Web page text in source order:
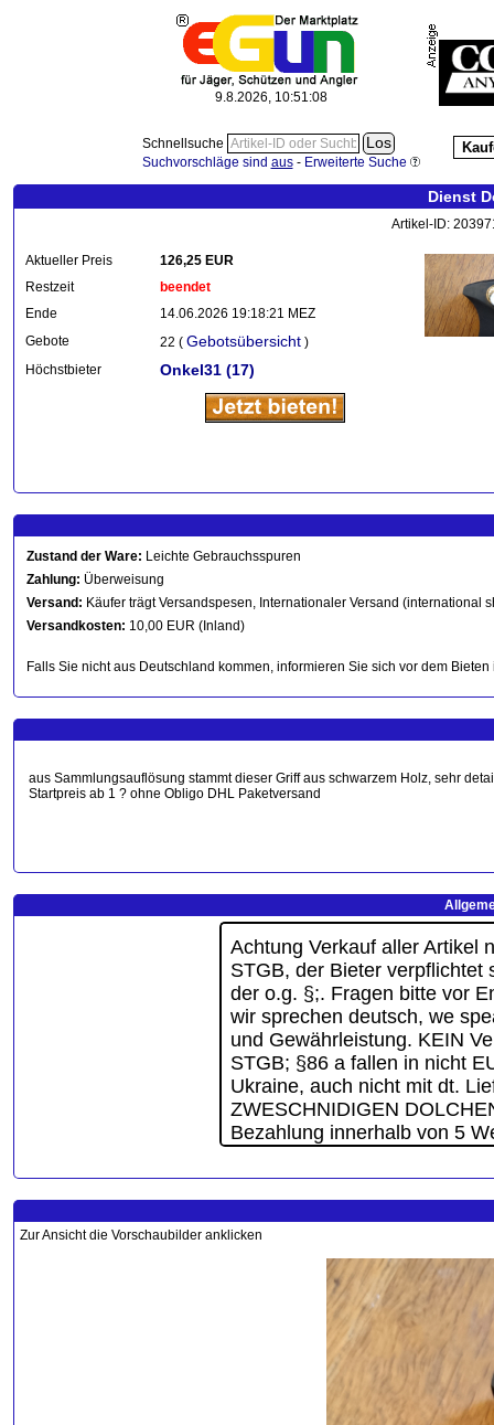
9.8.2026, 10:51:09
Schnellsuche
Suchvorschläge sind aus- Erweiterte Suche
Dienst
Artikel-ID:
Aktueller Preis
126,25 EUR
Restzeit
beendet
Ende
14.06.2026 19:18:21 MEZ
Gebote
22 ( Gebotsübersicht )
Höchstbieter
Onkel31 (17)
Zustand der Ware: Leichte Gebrauchsspuren
Zahlung: Überweisung
Versand: Käufer trägt Versandspesen, Internationaler Versand (international
Versandkosten: 10,00 EUR (Inland)
Falls Sie nicht aus Deutschland kommen, informieren Sie sich vor dem
aus Sammlungsauflösung stammt dieser Griff aus schwarzem Holz, sehr
Startpreis ab 1 ? ohne Obligo DHL Paketversand
Zur Ansicht die Vorschaubilder anklicken